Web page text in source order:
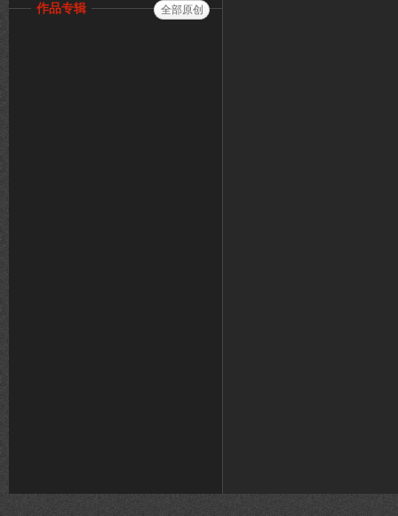
作品专辑 全部原创